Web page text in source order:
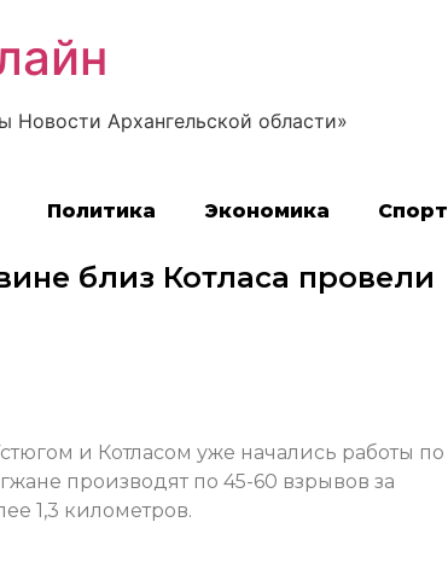
Новости Архангельской области»
Политика Экономика Спорт
близ Котласа провели
и Котласом уже начались работы по
производят по 45-60 взрывов за
1,3 километров.